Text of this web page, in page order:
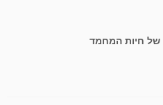
של חיות המחמד